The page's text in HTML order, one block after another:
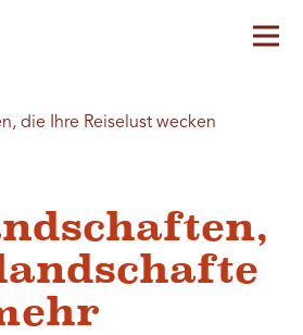
die Ihre Reiselust wecken